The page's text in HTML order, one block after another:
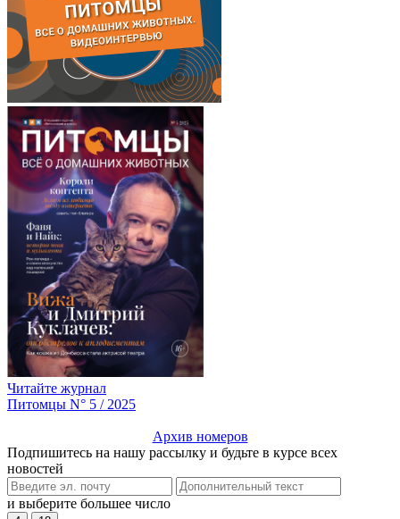
Читайте журнал
Питомцы N° 5 / 2025
Архив номеров
Подпишитесь на нашу рассылку и будьте в курсе всех
новостей
и выберите большее число